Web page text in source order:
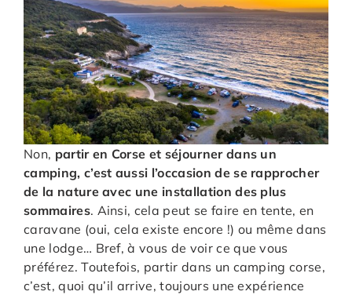
Non, partir en Corse et séjourner dans un
camping, c’est aussi l’occasion de se rapprocher
de la nature avec une installation des plus
sommaires. Ainsi, cela peut se faire en tente, en
caravane (oui, cela existe encore !) ou même dans
une lodge… Bref, à vous de voir ce que vous
préférez. Toutefois, partir dans un camping corse,
c’est, quoi qu’il arrive, toujours une expérience